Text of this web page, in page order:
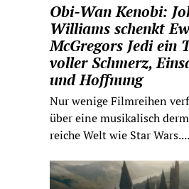
Obi-Wan Kenobi:
Williams schenkt
McGregors Jedi ein
voller Schmerz,
und Hoffnung
Nur wenige Filmreihen
über eine musikalisch
reiche Welt wie Star Wars....